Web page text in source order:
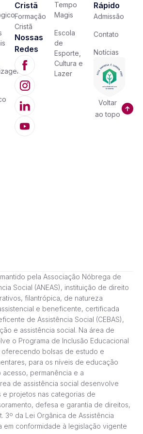
Cristã
Formação
Cristã
Nossas
Redes
Tempo
Magis
Escola
de
Esporte,
Cultura e
Lazer
Rápido
Admissão
Contato
Notícias
Voltar
ao topo
pela Associação Nóbrega de
Social (ANEAS), instituição de direito
filantrópica, de natureza
e beneficente, certificada
de Assistência Social (CEBAS),
e assistência social. Na área de
o Programa de Inclusão Educacional
oferecendo bolsas de estudo e
para os níveis de educação
acesso, permanência e a
de assistência social desenvolve
e projetos nas categorias de
defesa e garantia de direitos,
3º da Lei Orgânica de Assistência
em conformidade à legislação vigente